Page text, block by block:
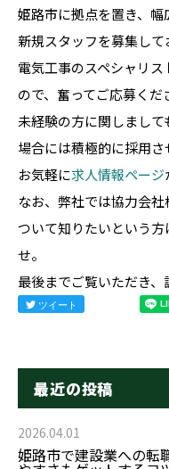
姫路市に拠点を置き、幅
新規スタッフを募集して
電気工事のスペシャリ
ので、奮ってご応募くだ
未経験の方に関しまし
場合には積極的に採用さ
お気軽に求人情報ページ
なお、弊社では協力会
ついて知りたいという
せ。
最後までご覧いただき、
ツイート
最近の投稿
2026.04.01
姫路市で建設業への転